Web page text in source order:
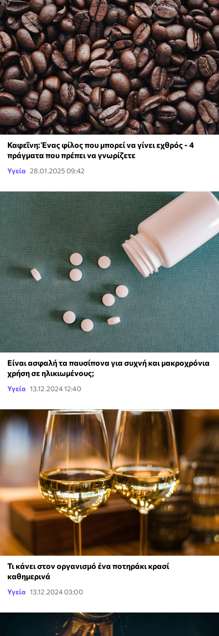
Καφεΐνη: Ένας φίλος που μπορεί να γίνει εχθρός - 4
πράγματα που πρέπει να γνωρίζετε
Υγεία 28.01.2025 09:42
Είναι ασφαλή τα παυσίπονα για συχνή και μακροχρόνια
χρήση σε ηλικιωμένους;
Υγεία 13.12.2024 12:40
Τι κάνει στον οργανισμό ένα ποτηράκι κρασί
καθημερινά
Υγεία 13.12.2024 03:00